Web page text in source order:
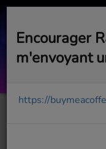
Encourager
m'envoyant
https://